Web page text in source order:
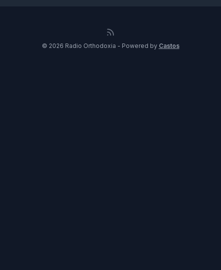
© 2026 Radio Orthodoxia - Powered by Castos